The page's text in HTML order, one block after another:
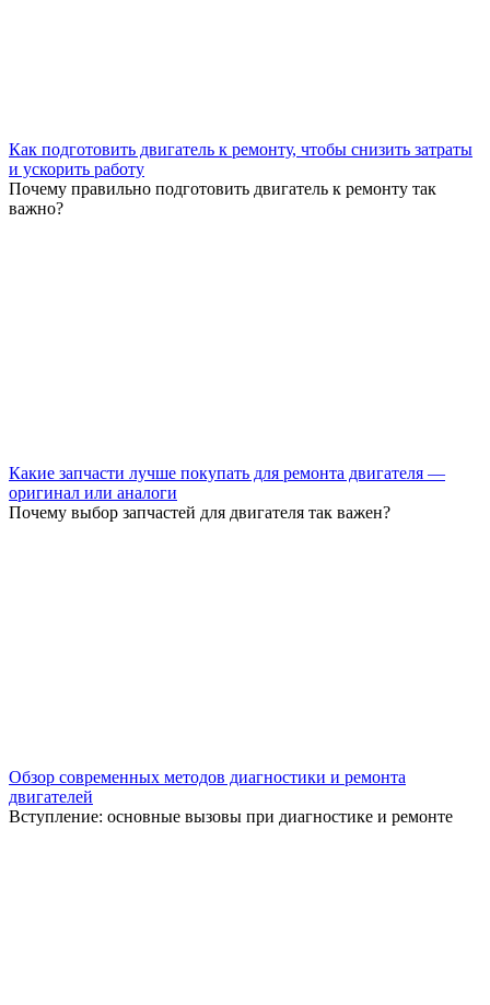
Как подготовить двигатель к ремонту, чтобы снизить затраты
и ускорить работу
Почему правильно подготовить двигатель к ремонту так
важно?
Какие запчасти лучше покупать для ремонта двигателя —
оригинал или аналоги
Почему выбор запчастей для двигателя так важен?
Обзор современных методов диагностики и ремонта
двигателей
Вступление: основные вызовы при диагностике и ремонте